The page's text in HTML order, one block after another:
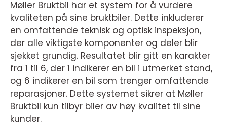
Møller Bruktbil har et system for å vurdere
kvaliteten på sine bruktbiler. Dette inkluderer
en omfattende teknisk og optisk inspeksjon,
der alle viktigste komponenter og deler blir
sjekket grundig. Resultatet blir gitt en karakter
fra 1 til 6, der 1 indikerer en bil i utmerket stand,
og 6 indikerer en bil som trenger omfattende
reparasjoner. Dette systemet sikrer at Møller
Bruktbil kun tilbyr biler av høy kvalitet til sine
kunder.